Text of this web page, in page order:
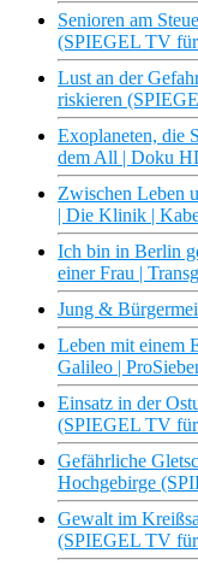
Senioren am
(SPIEGEL TV
Lust an der
riskieren
Exoplaneten, die
dem All | Doku
Zwischen Leben
| Die Klinik |
Ich bin in Berlin
einer Frau |
Jung &
Leben mit einem
Galileo |
Einsatz in der
(SPIEGEL TV
Gefährliche
Hochgebirge
Gewalt im
(SPIEGEL TV